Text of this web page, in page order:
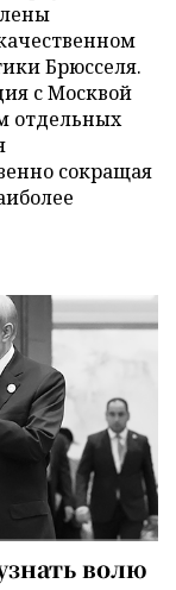
Брюсселя.
с Москвой
отдельных
сокращая
волю